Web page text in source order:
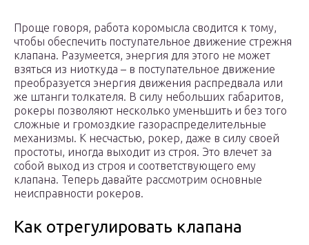
Проще говоря, работа коромысла сводится к тому,
чтобы обеспечить поступательное движение стрежня
клапана. Разумеется, энергия для этого не может
взяться из ниоткуда – в поступательное движение
преобразуется энергия движения распредвала или
же штанги толкателя. В силу небольших габаритов,
рокеры позволяют несколько уменьшить и без того
сложные и громоздкие газораспределительные
механизмы. К несчастью, рокер, даже в силу своей
простоты, иногда выходит из строя. Это влечет за
собой выход из строя и соответствующего ему
клапана. Теперь давайте рассмотрим основные
неисправности рокеров.
Как отрегулировать клапана